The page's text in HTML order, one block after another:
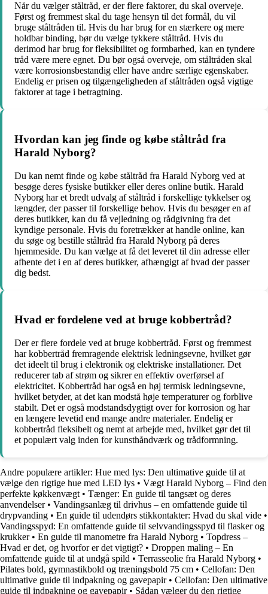
Når du vælger ståltråd, er der flere faktorer, du skal overveje.
Først og fremmest skal du tage hensyn til det formål, du vil
bruge ståltråden til. Hvis du har brug for en stærkere og mere
holdbar binding, bør du vælge tykkere ståltråd. Hvis du
derimod har brug for fleksibilitet og formbarhed, kan en tyndere
tråd være mere egnet. Du bør også overveje, om ståltråden skal
være korrosionsbestandig eller have andre særlige egenskaber.
Endelig er prisen og tilgængeligheden af ​​ståltråden også vigtige
faktorer at tage i betragtning.
Hvordan kan jeg finde og købe ståltråd fra
Harald Nyborg?
Du kan nemt finde og købe ståltråd fra Harald Nyborg ved at
besøge deres fysiske butikker eller deres online butik. Harald
Nyborg har et bredt udvalg af ståltråd i forskellige tykkelser og
længder, der passer til forskellige behov. Hvis du besøger en af
deres butikker, kan du få vejledning og rådgivning fra det
kyndige personale. Hvis du foretrækker at handle online, kan
du søge og bestille ståltråd fra Harald Nyborg på deres
hjemmeside. Du kan vælge at få det leveret til din adresse eller
afhente det i en af deres butikker, afhængigt af hvad der passer
dig bedst.
Hvad er fordelene ved at bruge kobbertråd?
Der er flere fordele ved at bruge kobbertråd. Først og fremmest
har kobbertråd fremragende elektrisk ledningsevne, hvilket gør
det ideelt til brug i elektronik og elektriske installationer. Det
reducerer tab af strøm og sikrer en effektiv overførsel af
elektricitet. Kobbertråd har også en høj termisk ledningsevne,
hvilket betyder, at det kan modstå høje temperaturer og forblive
stabilt. Det er også modstandsdygtigt over for korrosion og har
en længere levetid end mange andre materialer. Endelig er
kobbertråd fleksibelt og nemt at arbejde med, hvilket gør det til
et populært valg inden for kunsthåndværk og trådformning.
Andre populære artikler: Hue med lys: Den ultimative guide til at
vælge den rigtige hue med LED lys • Vægt Harald Nyborg – Find den
perfekte køkkenvægt • Tænger: En guide til tangsæt og deres
anvendelser• Vandingsanlæg til drivhus – en omfattende guide til
drypvanding • En guide til udendørs stikkontakter: Hvad du skal vide •
Vandingsspyd: En omfattende guide til selvvandingsspyd til flasker og
krukker• En guide til manometre fra Harald Nyborg • Topdress –
Hvad er det, og hvorfor er det vigtigt? • Droppen maling – En
omfattende guide til at undgå spild • Terrasseolie fra Harald Nyborg •
Pilates bold, gymnastikbold og træningsbold 75 cm • Cellofan: Den
ultimative guide til indpakning og gavepapir• Cellofan: Den ultimative
guide til indpakning og gavepapir• Sådan vælger du den rigtige